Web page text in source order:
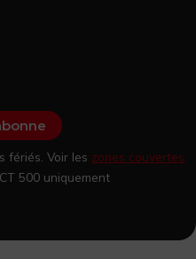
fériés. Voir les zones couvertes
500 uniquement